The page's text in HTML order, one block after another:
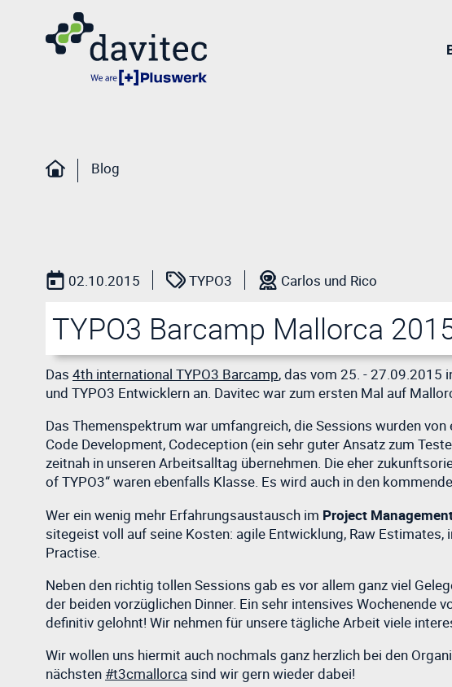
Blog
02.10.2015 TYPO3 Carlos und Rico
TYPO3 Barcamp Mallorca
Das 4th international TYPO3 Barcamp, das vom 25. - 27.09.2015
und TYPO3 Entwicklern an. Davitec war zum ersten Mal auf
Das Themenspektrum war umfangreich, die Sessions wurden
Code Development, Codeception (ein sehr guter Ansatz zum
zeitnah in unseren Arbeitsalltag übernehmen. Die eher
of TYPO3“ waren ebenfalls Klasse. Es wird auch in den
Wer ein wenig mehr Erfahrungsaustausch im Project
sitegeist voll auf seine Kosten: agile Entwicklung, Raw
Practise.
Neben den richtig tollen Sessions gab es vor allem ganz viel
der beiden vorzüglichen Dinner. Ein sehr intensives Wochenende
definitiv gelohnt! Wir nehmen für unsere tägliche Arbeit viele
Wir wollen uns hiermit auch nochmals ganz herzlich bei den
nächsten #t3cmallorca sind wir gern wieder dabei!